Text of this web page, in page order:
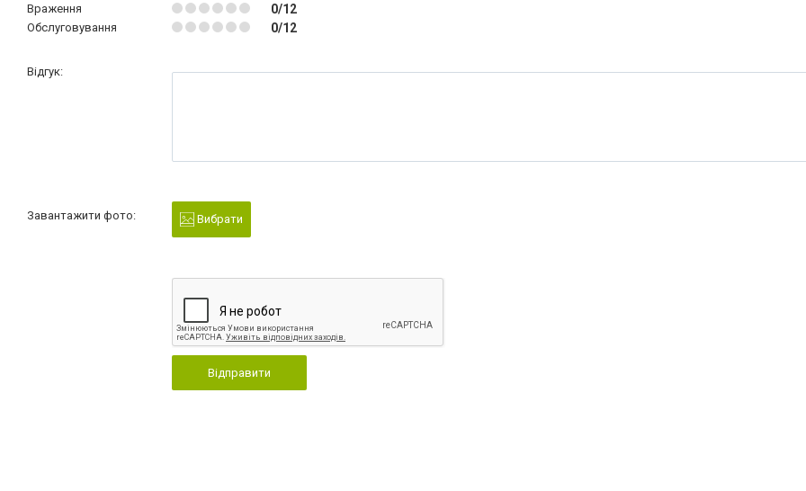
Враження 0/12
Обслуговування 0/12
Відгук:
Завантажити фото: Вибрати
Відправити